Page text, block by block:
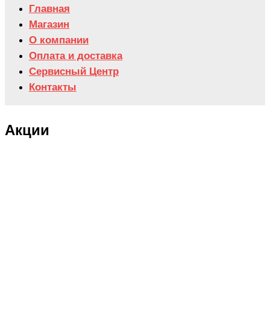
Главная
Магазин
О компании
Оплата и доставка
Сервисный Центр
Контакты
Акции